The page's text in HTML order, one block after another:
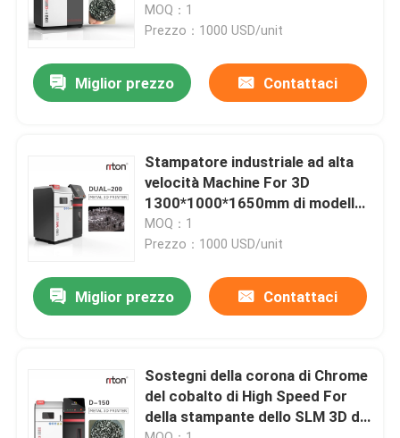
Contatti
Prodotti
Stampante dentaria del metallo 3D
Stampante di DLMS 3D
Stampante LCD 3D
Resina fotosensibile
For Dental Crown
MOQ：1
Prezzo：1000 USD/unit
Miglior prezzo Contattaci
Stampatore industriale ad alta
velocità Machine For 3D
1300*1000*1650mm di modello
dentario dello SLM 3D
MOQ：1
Prezzo：1000 USD/unit
Miglior prezzo Contattaci
Sostegni della corona di Chrome
del cobalto di High Speed For
della stampante dello SLM 3D di